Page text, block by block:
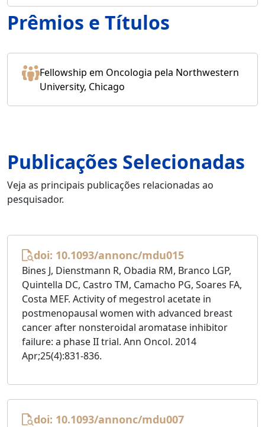
Prêmios e Títulos
Fellowship em Oncologia pela Northwestern
University, Chicago
Publicações Selecionadas
Veja as principais publicações relacionadas ao
pesquisador.
doi: 10.1093/annonc/mdu015
Bines J, Dienstmann R, Obadia RM, Branco LGP,
Quintella DC, Castro TM, Camacho PG, Soares FA,
Costa MEF. Activity of megestrol acetate in
postmenopausal women with advanced breast
cancer after nonsteroidal aromatase inhibitor
failure: a phase II trial. Ann Oncol. 2014
Apr;25(4):831-836.
doi: 10.1093/annonc/mdu007